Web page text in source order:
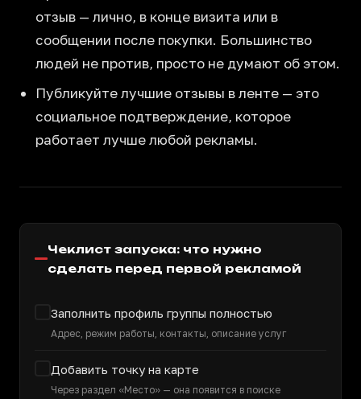
отзыв — лично, в конце визита или в
сообщении после покупки. Большинство
людей не против, просто не думают об этом.
Публикуйте лучшие отзывы в ленте — это
социальное подтверждение, которое
работает лучше любой рекламы.
Чеклист запуска: что нужно
сделать перед первой рекламой
Заполнить профиль группы полностью
Адрес, режим работы, контакты, описание услуг
Добавить точку на карте
Через раздел «Место» — она появится в поиске